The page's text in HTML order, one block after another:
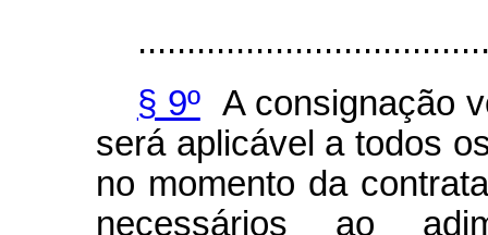
§ 9ºA consignação
será aplicável a todos
no momento da
necessários ao